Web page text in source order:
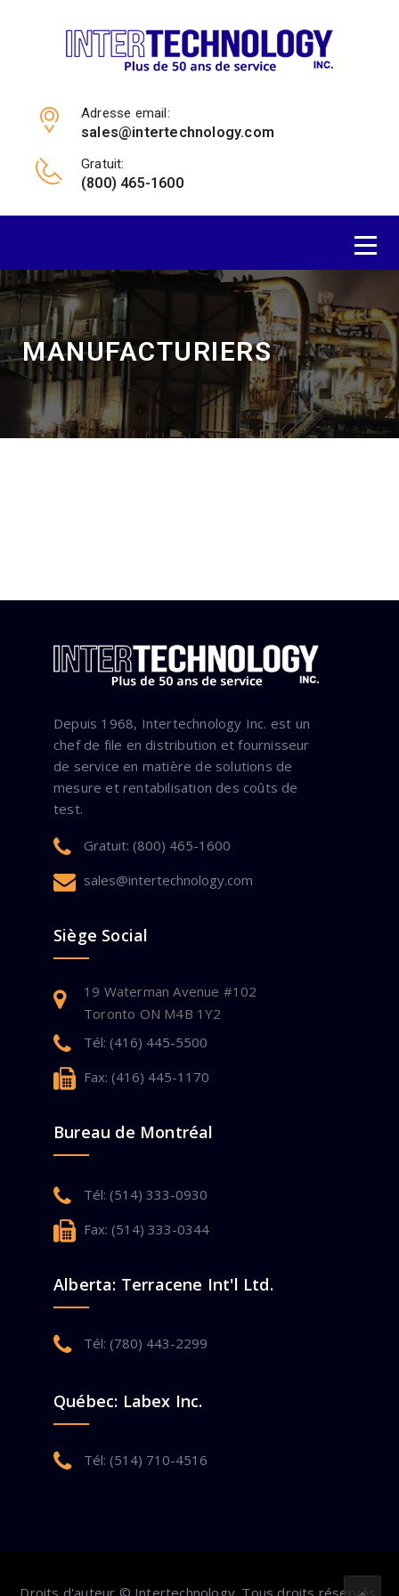
Adresse email:
sales@intertechnology.com
Gratuit:
(800) 465-1600
MANUFACTURIERS
Depuis 1968, Intertechnology Inc. est un
chef de file en distribution et fournisseur
de service en matière de solutions de
mesure et rentabilisation des coûts de
test.
Gratuit: (800) 465-1600
sales@intertechnology.com
Siège Social
19 Waterman Avenue #102
Toronto ON M4B 1Y2
Tél: (416) 445-5500
Fax: (416) 445-1170
Bureau de Montréal
Tél: (514) 333-0930
Fax: (514) 333-0344
Alberta: Terracene Int'l Ltd.
Tél: (780) 443-2299
Québec: Labex Inc.
Tél: (514) 710-4516